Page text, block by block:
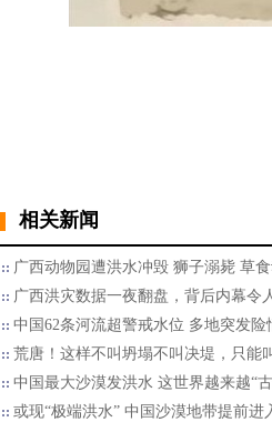
相关新闻
广西动物园遭洪水冲毁 狮子溺毙 草
广西洪灾数据一夜翻盘，背后内幕令
中国62条河流超警戒水位 多地突发险
荒唐！这样不叫坍塌不叫决堤，只能
中国最大沙漠发洪水 这世界越来越“
或现“极端洪水” 中国沙漠地带提前进